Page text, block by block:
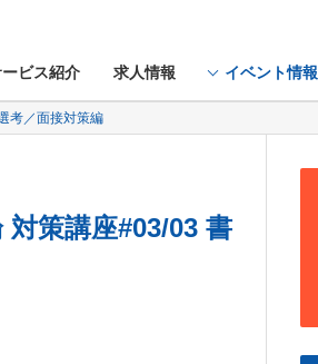
ビス紹介 求人情報 イベント情報
考／面接対策編
策講座#03/03 書